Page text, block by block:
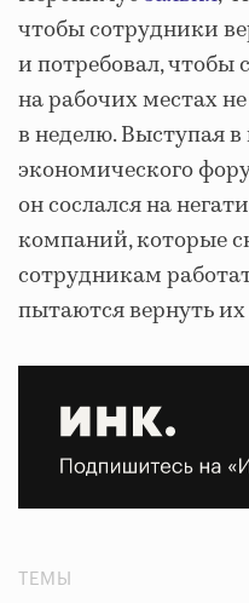
чтобы сотрудники
и потребовал, чтобы
на рабочих местах
в неделю. Выступая
экономического
он сослался на
компаний, которые
сотрудникам
пытаются вернуть
ТЕМЫ